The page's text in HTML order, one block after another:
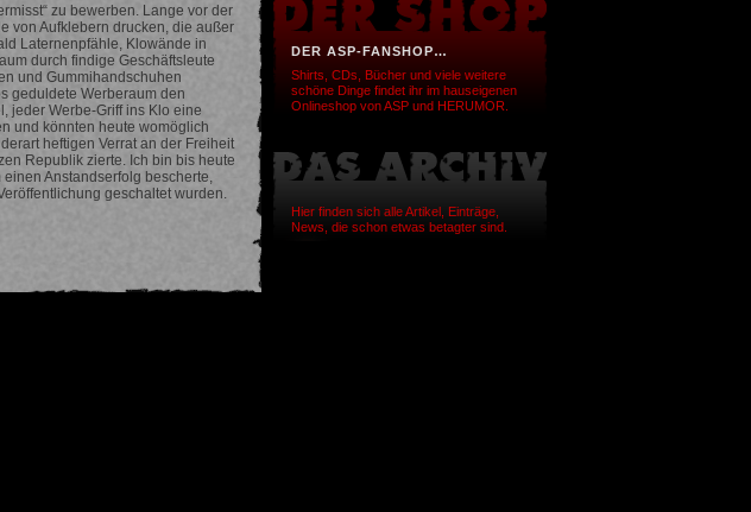
DER ASP-FANSHOP…
Shirts, CDs, Bücher und viele weitere
schöne Dinge findet ihr im hauseigenen
Onlineshop von ASP und HERUMOR.
Hier finden sich alle Artikel, Einträge,
News, die schon etwas betagter sind.
zu bewerben. Lange vor der
von Aufklebern drucken, die außer
Laternenpfähle, Klowände in
durch findige Geschäftsleute
und Gummihandschuhen
geduldete Werberaum den
jeder Werbe-Griff ins Klo eine
und könnten heute womöglich
heftigen Verrat an der Freiheit
Republik zierte. Ich bin bis heute
Anstandserfolg bescherte,
geschaltet wurden.